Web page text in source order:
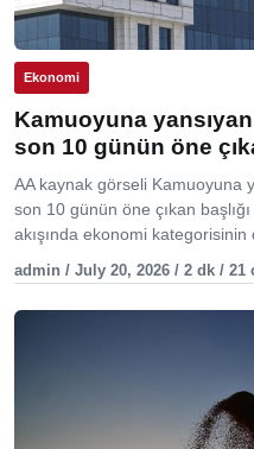
Ekonomi
Kamuoyuna
son 10 günün öne
AA kaynak görseli Kamuoyuna
son 10 günün öne çıkan
akışında ekonomi
admin / July 20, 2026 / 2 dk / 21